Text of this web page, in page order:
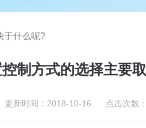
于什么呢?
制方式的选择主要
更新时间：2018-10-16 点击次数